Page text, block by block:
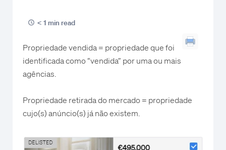
< 1 min read
Propriedade vendida = propriedade que foi
identificada como “vendida” por uma ou mais
agências.
Propriedade retirada do mercado = propriedade
cujo(s) anúncio(s) já não existem.